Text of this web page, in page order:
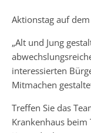
Aktionstag auf
„Alt und Jung
interessierten
Mitmachen
Treffen Sie das
Krankenhaus